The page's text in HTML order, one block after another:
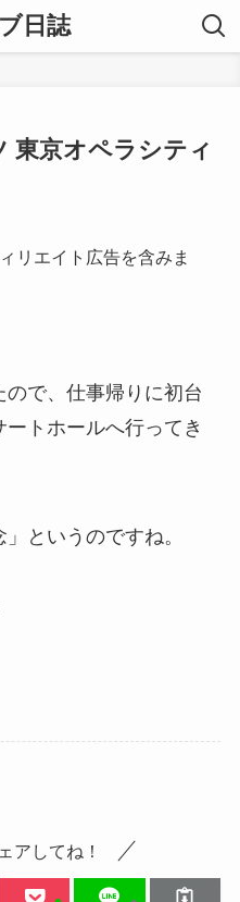
日誌
東京オペラシティ
リエイト広告を含みま
で、仕事帰りに初台
トホールへ行ってき
というのですね。
アしてね！